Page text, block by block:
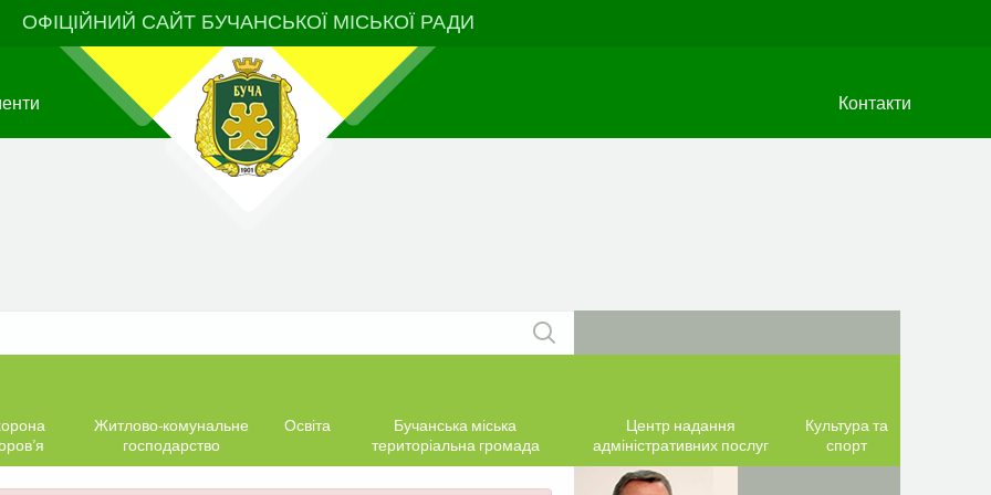
ОФІЦІЙНИЙ САЙТ БУЧАНСЬКОЇ МІСЬКОЇ РАДИ
Контакти
Житлово-комунальне
господарство
Освіта
Бучанська міська
територіальна громада
Центр надання
адміністративних послуг
Культура та
спорт